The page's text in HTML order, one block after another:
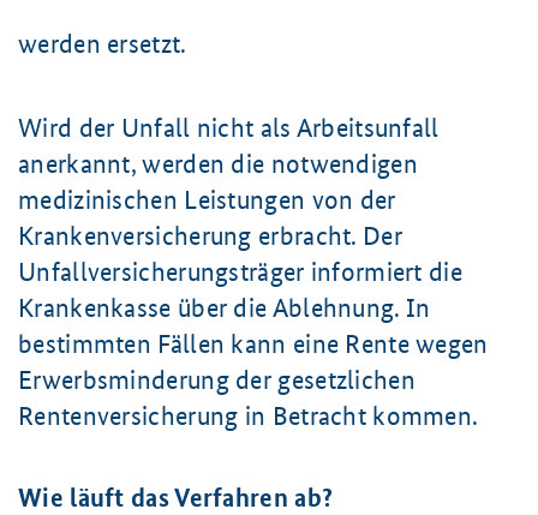
werden ersetzt.
Wird der Unfall nicht als Arbeitsunfall
anerkannt, werden die notwendigen
medizinischen Leistungen von der
Krankenversicherung erbracht. Der
Unfallversicherungsträger informiert die
Krankenkasse über die Ablehnung. In
bestimmten Fällen kann eine Rente wegen
Erwerbsminderung der gesetzlichen
Rentenversicherung in Betracht kommen.
Wie läuft das Verfahren ab?